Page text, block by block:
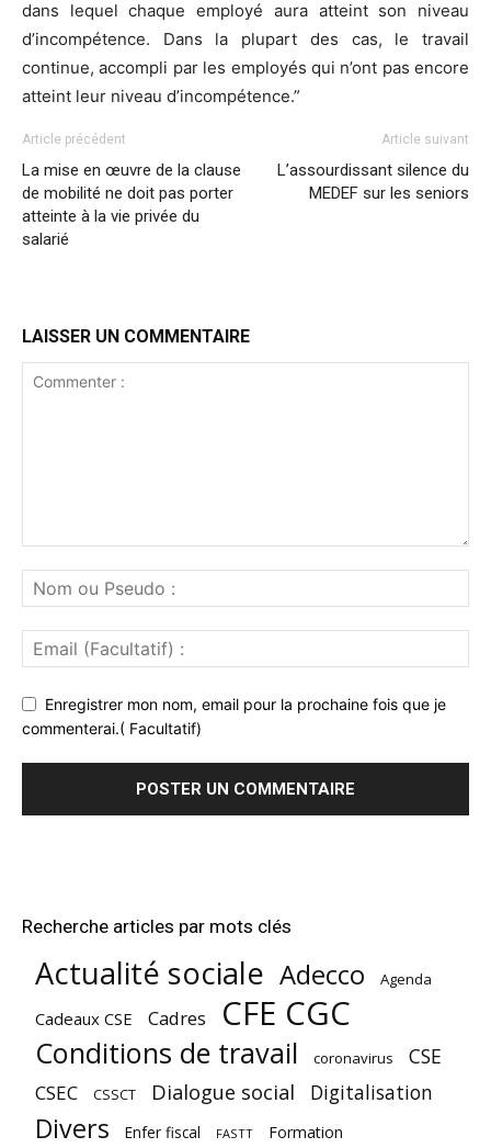
dans lequel chaque employé aura atteint son niveau
d’incompétence. Dans la plupart des cas, le travail
continue, accompli par les employés qui n’ont pas encore
atteint leur niveau d’incompétence.”
Article précédent
La mise en œuvre de la clause
de mobilité ne doit pas porter
atteinte à la vie privée du
salarié
Article suivant
L’assourdissant silence du
MEDEF sur les seniors
LAISSER UN COMMENTAIRE
Enregistrer mon nom, email pour la prochaine fois que je
commenterai.( Facultatif)
Recherche articles par mots clés
Actualité sociale Adecco Agenda
Cadeaux CSE Cadres CFE CGC
Conditions de travail coronavirus CSE
CSEC CSSCT Dialogue social Digitalisation
Divers Enfer fiscal FASTT Formation